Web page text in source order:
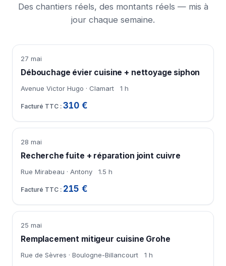
Des chantiers réels, des montants réels — mis à
jour chaque semaine.
27 mai
Débouchage évier cuisine + nettoyage siphon
Avenue Victor Hugo · Clamart 1 h
310 €
28 mai
Recherche fuite + réparation joint cuivre
Rue Mirabeau · Antony 1.5 h
215 €
25 mai
Remplacement mitigeur cuisine Grohe
Rue de Sèvres · Boulogne-Billancourt 1 h